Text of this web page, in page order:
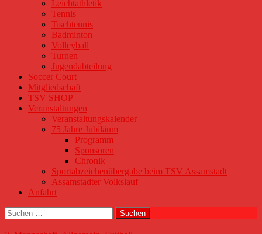
Leichtathletik
Tennis
Tischtennis
Badminton
Volleyball
Turnen
Jugendabteilung
Soccer Court
Mitgliedschaft
TSV SHOP
Veranstaltungen
Veranstaltungskalender
75 Jahre Jubiläum
Programm
Sponsoren
Chronik
Sportabzeichenübergabe beim TSV Assamstadt
Assamstadter Volkslauf
Anfahrt
Suchen
nach: